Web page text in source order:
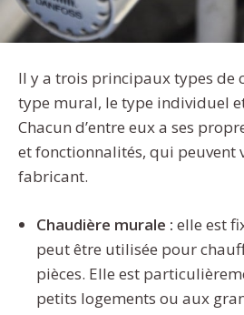
Il y a trois principaux types de
type mural, le type individuel
Chacun d’entre eux a ses
et fonctionnalités, qui peuvent
fabricant.
Chaudière murale : elle est
peut être utilisée pour
pièces. Elle est
petits logements ou aux